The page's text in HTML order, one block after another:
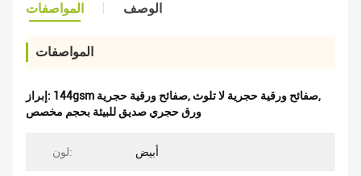
المواصفات الوصف
المواصفات
إبراز: 144gsm صفائح ورقية حجرية, صفائح ورقية حجرية لا تلوث,
ورق حجري صديق للبيئة بحجم مخصص
لون: أبيض